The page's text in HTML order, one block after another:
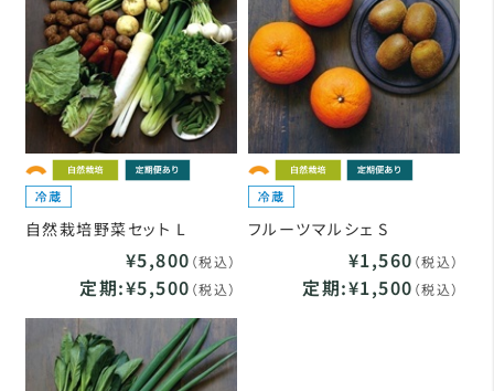
自然栽培野菜セット L
¥5,800 （税込）
定期:¥5,500 （税込）
フルーツマルシェ S
¥1,560 （税込）
定期:¥1,500 （税込）